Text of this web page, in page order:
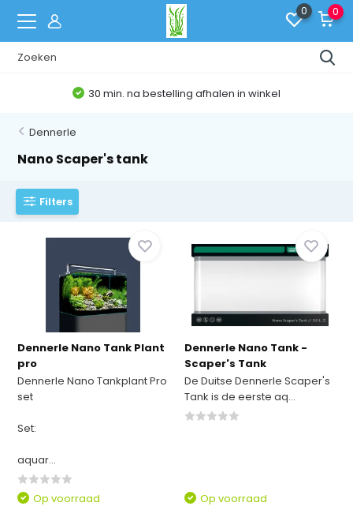
0 0
30 min. na bestelling afhalen in winkel
Dennerle
Nano Scaper's tank
Filters
Dennerle Nano Tank Plant
pro
Dennerle Nano Tankplant Pro
set
Set:
aquar...
Op voorraad
Dennerle Nano Tank -
Scaper's Tank
De Duitse Dennerle Scaper's
Tank is de eerste aq...
Op voorraad